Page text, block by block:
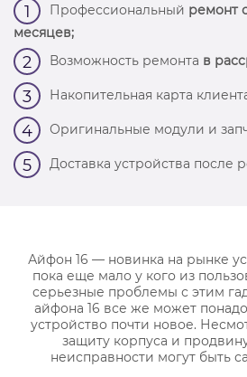
1 Профессиональный ремонт
месяцев;
2 Возможность ремонта в
3 Накопительная карта
4 Оригинальные модули и
5 Доставка устройства после
Айфон 16 — новинка на рынке
пока еще мало у кого из
серьезные проблемы с этим
айфона 16 все же может
устройство почти новое.
защиту корпуса и
неисправности могут быть